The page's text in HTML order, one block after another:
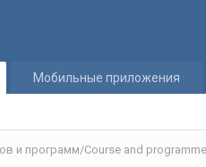
Мобильные приложения
и программ/Course and